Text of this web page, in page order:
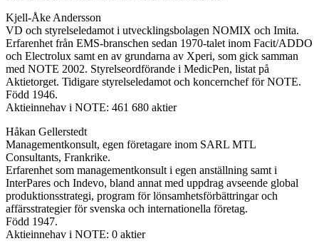
Kjell-Åke Andersson
VD och styrelseledamot i utvecklingsbolagen NOMIX och Imita.
Erfarenhet från EMS-branschen sedan 1970-talet inom Facit/ADDO
och Electrolux samt en av grundarna av Xperi, som gick samman
med NOTE 2002. Styrelseordförande i MedicPen, listat på
Aktietorget. Tidigare styrelseledamot och koncernchef för NOTE.
Född 1946.
Aktieinnehav i NOTE: 461 680 aktier
Håkan Gellerstedt
Managementkonsult, egen företagare inom SARL MTL
Consultants, Frankrike.
Erfarenhet som managementkonsult i egen anställning samt i
InterPares och Indevo, bland annat med uppdrag avseende global
produktionsstrategi, program för lönsamhetsförbättringar och
affärsstrategier för svenska och internationella företag.
Född 1947.
Aktieinnehav i NOTE: 0 aktier